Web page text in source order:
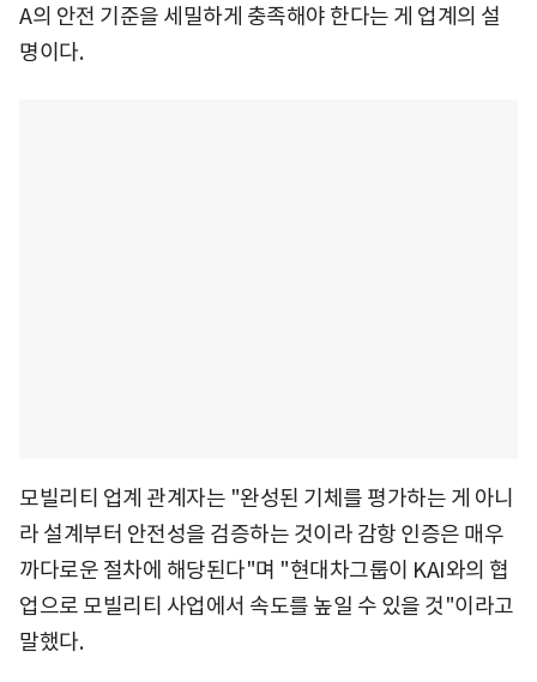
A의 안전 기준을 세밀하게 충족해야 한다는 게 업계의 설
명이다.
모빌리티 업계 관계자는 "완성된 기체를 평가하는 게 아니
라 설계부터 안전성을 검증하는 것이라 감항 인증은 매우
까다로운 절차에 해당된다"며 "현대차그룹이 KAI와의 협
업으로 모빌리티 사업에서 속도를 높일 수 있을 것"이라고
말했다.